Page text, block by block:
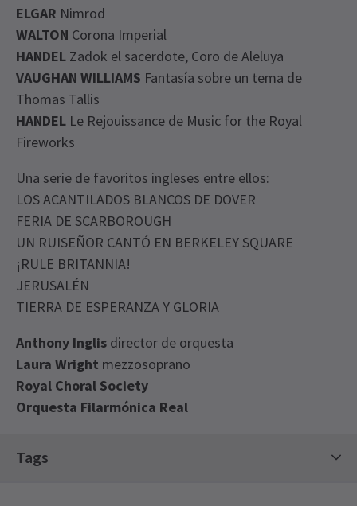
ELGAR Nimrod
WALTON Corona Imperial
HANDEL Zadok el sacerdote, Coro de Aleluya
VAUGHAN WILLIAMS Fantasía sobre un tema de
Thomas Tallis
HANDEL Le Rejouissance de Music for the Royal
Fireworks
Una serie de favoritos ingleses entre ellos:
LOS ACANTILADOS BLANCOS DE DOVER
FERIA DE SCARBOROUGH
UN RUISEÑOR CANTÓ EN BERKELEY SQUARE
¡RULE BRITANNIA!
JERUSALÉN
TIERRA DE ESPERANZA Y GLORIA
Anthony Inglis director de orquesta
Laura Wright mezzosoprano
Royal Choral Society
Orquesta Filarmónica Real
View
Tags